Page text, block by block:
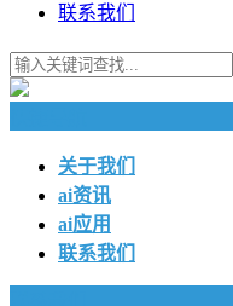
联系我们
关于我们
ai资讯
ai应用
联系我们